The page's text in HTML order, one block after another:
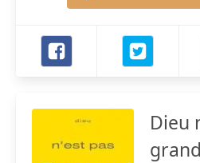
Dieu
grand